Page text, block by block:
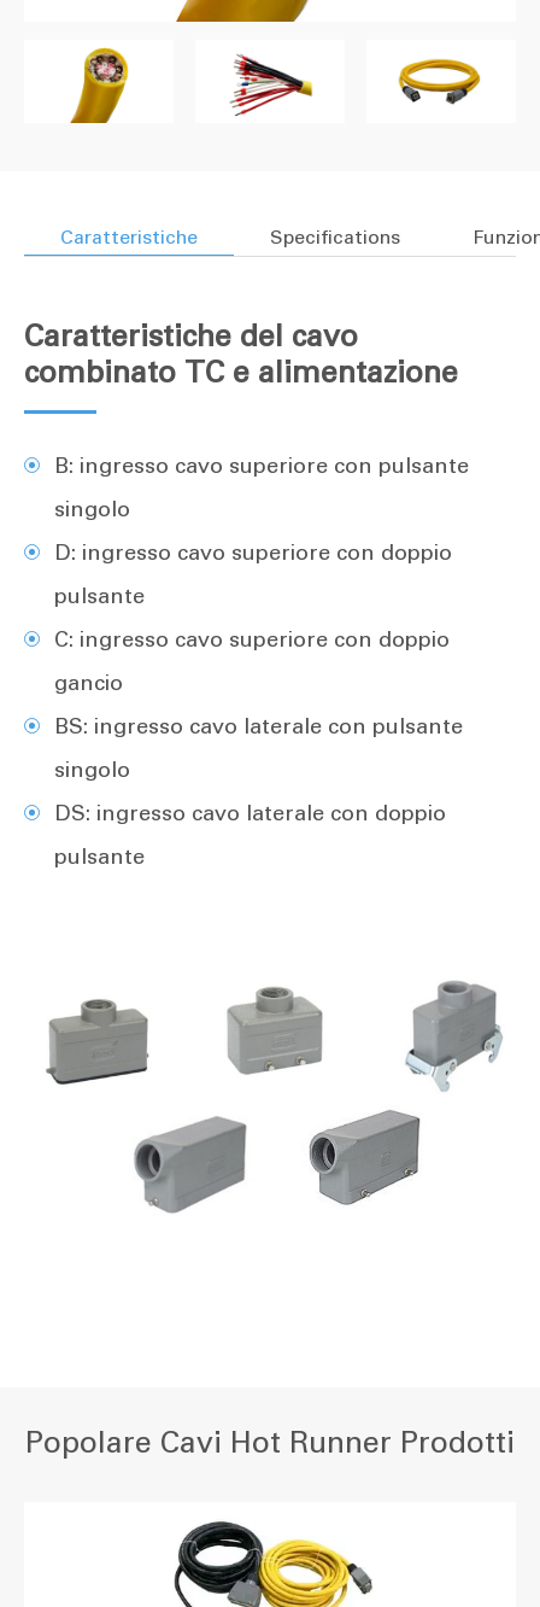
Caratteristiche Specifications
Caratteristiche del cavo
combinato TC e alimentazione
B: ingresso cavo superiore con pulsante
singolo
D: ingresso cavo superiore con doppio
pulsante
C: ingresso cavo superiore con doppio
gancio
BS: ingresso cavo laterale con pulsante
singolo
DS: ingresso cavo laterale con doppio
pulsante
Popolare Cavi Hot Runner Prodotti